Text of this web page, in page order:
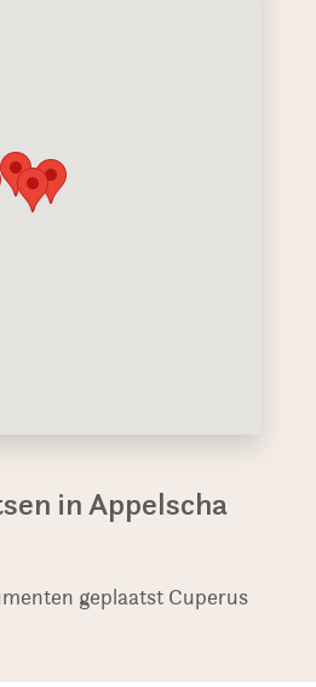
in Appelscha
geplaatst Cuperus